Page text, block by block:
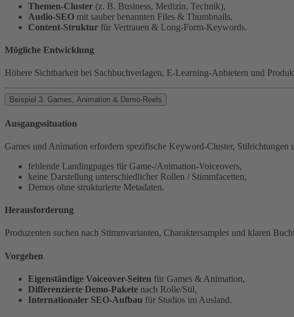
Themen-Cluster (z. B. Business, Medizin, Technik),
Audio-SEO mit sauber benannten Files & Thumbnails,
Content-Struktur für Vertrauen & Long-Form-Keywords.
Mögliche Entwicklung
Höhere Sichtbarkeit bei Sachbuchverlagen, E-Learning-Anbietern und
Beispiel 3: Games, Animation & Demo-Reels
Ausgangssituation
Games und Animation erfordern spezifische Keyword-Cluster,
fehlende Landingpages für Game-/Animation-Voiceovers,
keine Darstellung unterschiedlicher Rollen / Stimmfacetten,
Demos ohne strukturierte Metadaten.
Herausforderung
Produzenten suchen nach Stimmvarianten, Charaktersamples und klaren
Vorgehen
Eigenständige Voiceover-Seiten für Games & Animation,
Differenzierte Demo-Pakete nach Rolle/Stil,
Internationaler SEO-Aufbau für Studios im Ausland.